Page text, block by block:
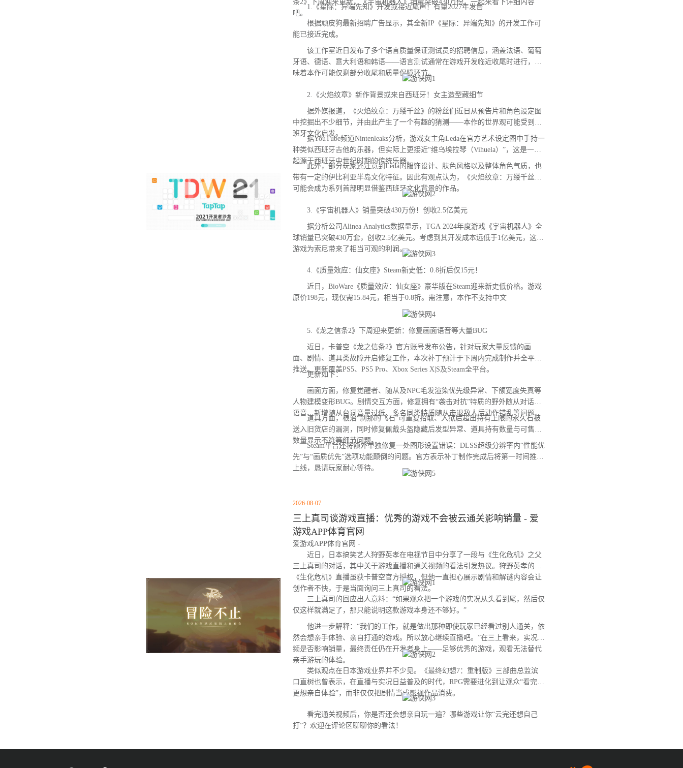
条2》下周迎来更新，《宇宙机器人》销量突破430万份，一起来看下详细内容
吧。
1.《星际：异端先知》开发或接近尾声！有望2027年发售
根据顽皮狗最新招聘广告显示，其全新IP《星际：异端先知》的开发工作可
能已接近完成。
该工作室近日发布了多个语言质量保证测试员的招聘信息，涵盖法语、葡萄
牙语、德语、意大利语和韩语——语言测试通常在游戏开发临近收尾时进行，意
味着本作可能仅剩部分收尾和质量保障环节。
2.《火焰纹章》新作背景或来自西班牙！女主造型藏细节
据外媒报道，《火焰纹章：万缕千丝》的粉丝们近日从预告片和角色设定图
中挖掘出不少细节，并由此产生了一个有趣的猜测——本作的世界观可能受到西
班牙文化启发。
据YouTube频道Nintenleaks分析，游戏女主角Leda在官方艺术设定图中手持一
种类似西班牙吉他的乐器，但实际上更接近“维乌埃拉琴（Vihuela）”，这是一种
起源于西班牙中世纪时期的传统乐器。
此外，部分玩家还注意到Leda的服饰设计、肤色风格以及整体角色气质，也
带有一定的伊比利亚半岛文化特征。因此有观点认为，《火焰纹章：万缕千丝》
可能会成为系列首部明显借鉴西班牙文化背景的作品。
3.《宇宙机器人》销量突破430万份！创收2.5亿美元
据分析公司Alinea Analytics数据显示，TGA 2024年度游戏《宇宙机器人》全
球销量已突破430万套，创收2.5亿美元。考虑到其开发成本远低于1亿美元，这款
游戏为索尼带来了相当可观的利润。
4.《质量效应：仙女座》Steam新史低：0.8折后仅15元！
近日，BioWare《质量效应：仙女座》豪华版在Steam迎来新史低价格。游戏
原价198元，现仅需15.84元，相当于0.8折。需注意，本作不支持中文
5.《龙之信条2》下周迎来更新：修复画面语音等大量BUG
近日，卡普空《龙之信条2》官方账号发布公告，针对玩家大量反馈的画
面、剧情、道具类故障开启修复工作，本次补丁预计于下周内完成制作并全平台
推送。更新覆盖PS5、PS5 Pro、Xbox Series X|S及Steam全平台。
更新如下：
画面方面，修复觉醒者、随从及NPC毛发渲染优先级异常、下颌宽度失真等
人物建模变形BUG。剧情交互方面，修复拥有“袭击对抗”特质的野外随从对话无
语音、新增随从台词音量过低、多名同类特质随从击退敌人后动作错乱等问题。
道具方面，根治“刹那的飞石”可重复拾取、入狱后超出持有上限的永久石被
送入旧货店的漏洞，同时修复佩戴头盔隐藏后发型异常、道具持有数量与可售卖
数量显示不符等细节问题。
Steam平台还将额外单独修复一处图形设置错误：DLSS超级分辨率内“性能优
先”与“画质优先”选项功能颠倒的问题。官方表示补丁制作完成后将第一时间推送
上线，恳请玩家耐心等待。
2026-08-07
三上真司谈游戏直播：优秀的游戏不会被云通关影响销量 - 爱
游戏APP体育官网
爱游戏APP体育官网 -
近日，日本搞笑艺人狩野英孝在电视节目中分享了一段与《生化危机》之父
三上真司的对话，其中关于游戏直播和通关视频的看法引发热议。狩野英孝的
《生化危机》直播虽获卡普空官方授权，但他一直担心展示剧情和解谜内容会让
创作者不快，于是当面询问三上真司的看法。
三上真司的回应出人意料：“如果观众把一个游戏的实况从头看到尾，然后仅
仅这样就满足了，那只能说明这款游戏本身还不够好。”
他进一步解释：“我们的工作，就是做出那种即使玩家已经看过别人通关，依
然会想亲手体验、亲自打通的游戏。所以放心继续直播吧。”在三上看来，实况视
频是否影响销量，最终责任仍在开发者身上——足够优秀的游戏，观看无法替代
亲手游玩的体验。
类似观点在日本游戏业界并不少见。《最终幻想7：重制版》三部曲总监滨
口直树也曾表示，在直播与实况日益普及的时代，RPG需要进化到让观众“看完后
更想亲自体验”，而非仅仅把剧情当成影视作品消费。
看完通关视频后，你是否还会想亲自玩一遍？哪些游戏让你“云完还想自己
打”？欢迎在评论区聊聊你的看法！